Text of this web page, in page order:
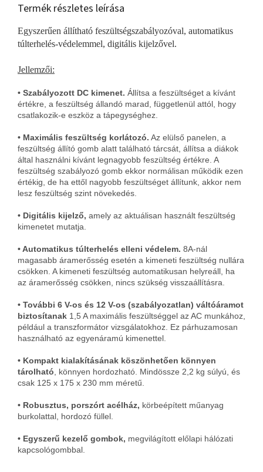
Termék részletes leírása
Egyszerűen állítható feszültségszabályozóval, automatikus
túlterhelés-védelemmel, digitális kijelzővel.
Jellemzői:
• Szabályozott DC kimenet. Állítsa a feszültséget a kívánt
értékre, a feszültség állandó marad, függetlenül attól, hogy
csatlakozik-e eszköz a tápegységhez.
• Maximális feszültség korlátozó. Az elülső panelen, a
feszültség állító gomb alatt található tárcsát, állítsa a diákok
által használni kívánt legnagyobb feszültség értékre. A
feszültség szabályozó gomb ekkor normálisan működik ezen
értékig, de ha ettől nagyobb feszültséget állítunk, akkor nem
lesz feszültség szint növekedés.
• Digitális kijelző, amely az aktuálisan használt feszültség
kimenetet mutatja.
• Automatikus túlterhelés elleni védelem. 8A-nál
magasabb áramerősség esetén a kimeneti feszültség nullára
csökken. A kimeneti feszültség automatikusan helyreáll, ha
az áramerősség csökken, nincs szükség visszaállításra.
• További 6 V-os és 12 V-os (szabályozatlan) váltóáramot
biztosítanak 1,5 A maximális feszültséggel az AC munkához,
például a transzformátor vizsgálatokhoz. Ez párhuzamosan
használható az egyenáramú kimenettel.
• Kompakt kialakításának köszönhetően könnyen
tárolható , könnyen hordozható. Mindössze 2,2 kg súlyú, és
csak 125 x 175 x 230 mm méretű.
• Robusztus, porszórt acélház, körbeépített műanyag
burkolattal, hordozó füllel.
• Egyszerű kezelő gombok, megvilágított előlapi hálózati
kapcsológombbal.